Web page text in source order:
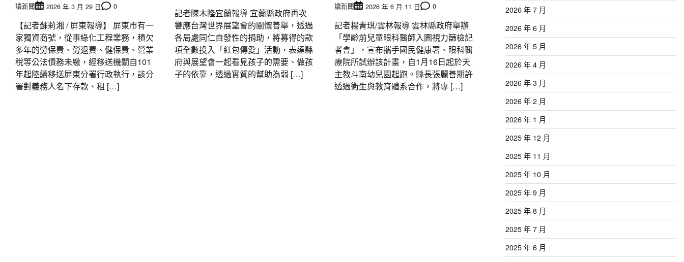
讀新聞 2026 年 3 月 29 日 0
【記者蘇莉湘 / 屏東報導】 屏東市有一
家獨資商號，從事綠化工程業務，積欠
多年的勞保費、勞退費、健保費、營業
稅等公法債務未繳，經移送機關自101
年起陸續移送屏東分署行政執行，該分
署對義務人名下存款、租 […]
記者陳木隆∕宜蘭報導 宜蘭縣政府再次
響應台灣世界展望會的關懷善舉，透過
各局處同仁自發性的捐助，將募得的款
項全數投入「紅包傳愛」活動，表達縣
府與展望會一起看見孩子的需要、做孩
子的依靠，透過實質的幫助為弱 […]
讀新聞 2026 年 6 月 11 日 0
記者楊青琪/雲林報導 雲林縣政府舉辦
「學齡前兒童眼科醫師入園視力篩檢記
者會」，宣布攜手國民健康署、眼科醫
療院所試辦該計畫，自1月16日起於天
主教斗南幼兒園起跑。縣長張麗善期許
透過衛生與教育體系合作，將專 […]
2026 年 7 月
2026 年 6 月
2026 年 5 月
2026 年 4 月
2026 年 3 月
2026 年 2 月
2026 年 1 月
2025 年 12 月
2025 年 11 月
2025 年 10 月
2025 年 9 月
2025 年 8 月
2025 年 7 月
2025 年 6 月